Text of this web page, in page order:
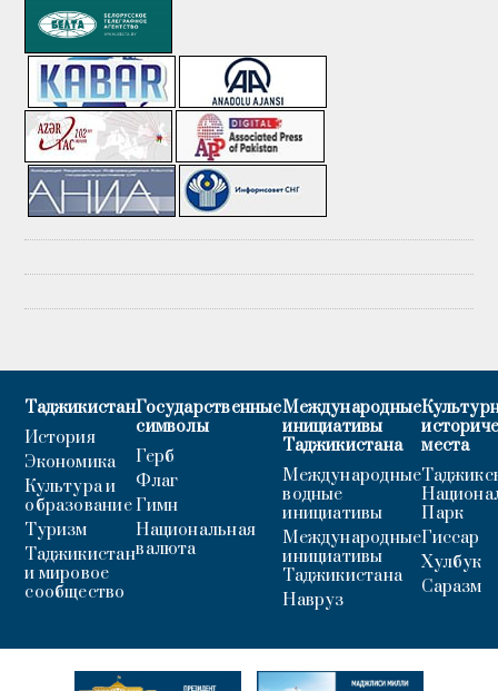
Таджикистан
История
Экономика
Культура и
образование
Туризм
Таджикистан
и мировое
сообщество
Государственные
символы
Герб
Флаг
Гимн
Национальная
валюта
Международные
инициативы
Таджикистана
Международные
водные
инициативы
Международные
инициативы
Таджикистана
Навруз
места
Парк
Гиссар
Хулбук
Саразм